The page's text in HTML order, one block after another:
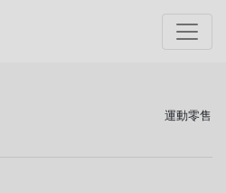
運動零售